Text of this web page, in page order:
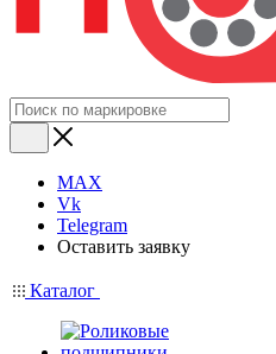
MAX
Vk
Telegram
Оставить заявку
Каталог